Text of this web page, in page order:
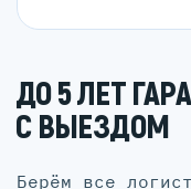
ДО 5 ЛЕТ
С ВЫЕЗДОМ
Берём все